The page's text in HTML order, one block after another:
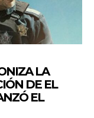
LA
DE EL
EL